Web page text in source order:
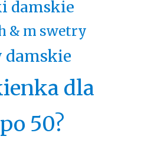
damskie
& m swetry
damskie
dla
50?